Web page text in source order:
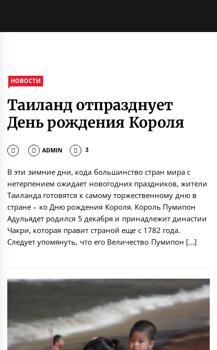
НОВОСТИ
Таиланд отпразднует
День рождения Короля
ADMIN 3
В эти зимние дни, кода большинство стран мира с
нетерпением ожидает новогодних праздников, жители
Таиланда готовятся к самому торжественному дню в
стране – ко Дню рождения Короля. Король Пумипон
Адульядет родился 5 декабря и принадлежит династии
Чакри, которая правит страной еще с 1782 года.
Следует упомянуть, что его Величество Пумипон […]